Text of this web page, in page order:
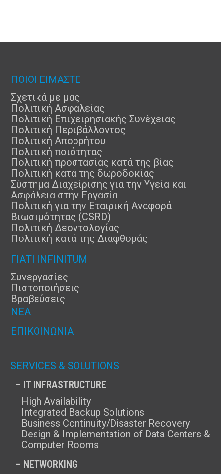
ΠΟΙΟΙ ΕΙΜΑΣΤΕ
Σχετικά με μας
Πολιτική Ασφαλείας
Πολιτική Επιχειρησιακής Συνέχειας
Πολιτική Περιβάλλοντος
Πολιτική Απορρήτου
Πολιτική ποιότητας
Πολιτική προστασίας κατά της βίας
Πολιτική κατά της δωροδοκίας
Σύστημα Διαχείρισης για την Υγεία και
Ασφάλεια στην Εργασία
Πολιτική για την Εταιρική Αναφορά
Βιωσιμότητας (CSRD)
Πολιτική Δεοντολογίας
Πολιτική κατά της Διαφθοράς
ΓΙΑΤΊ INFINITUM
Συνεργασίες
Πιστοποιήσεις
Βραβεύσεις
ΝΈΑ
ΕΠΙΚΟΙΝΩΝΊΑ
SERVICES & SOLUTIONS
– IT INFRASTRUCTURE
High Availability
Integrated Backup Solutions
Business Continuity/Disaster Recovery
Design & Implementation of Data Centers &
Computer Rooms
– NETWORKING